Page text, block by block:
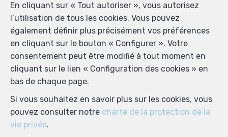
En cliquant sur « Tout autoriser », vous autorisez
l’utilisation de tous les cookies. Vous pouvez
également définir plus précisément vos préférences
en cliquant sur le bouton « Configurer ». Votre
consentement peut être modifié à tout moment en
cliquant sur le lien « Configuration des cookies » en
bas de chaque page.
Si vous souhaitez en savoir plus sur les cookies, vous
pouvez consulter notre charte de la protection de la
vie privée.